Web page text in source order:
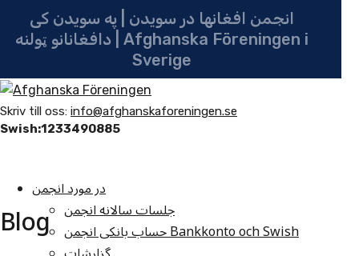
انجمن افغانها در سویدن | په سویدن کی
دافغانانو ټولنه | Afghanska Föreningen i
Sverige
Skriv till oss: info@afghanskaforeningen.se
Swish:1233490885
در مورد انجمن
جلسات سالانه انجمن
حساب بانکی انجمن Bankkonto och Swish Blog